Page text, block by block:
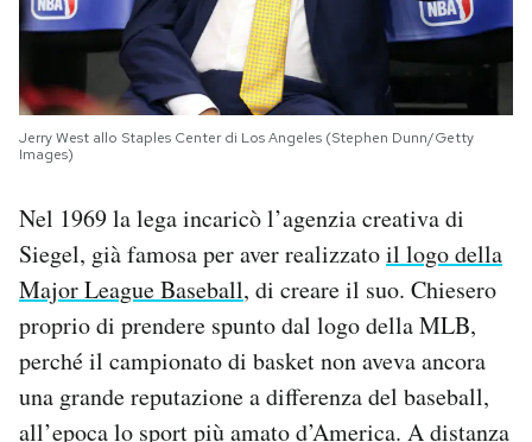
Jerry West allo Staples Center di Los Angeles (Stephen Dunn/Getty
Images)
Nel 1969 la lega incaricò l’agenzia creativa di
Siegel, già famosa per aver realizzatoil logo della
Major League Baseball, di creare il suo. Chiesero
proprio di prendere spunto dal logo della MLB,
perché il campionato di basket non aveva ancora
una grande reputazione a differenza del baseball,
all’epoca lo sport più amato d’America. A distanza